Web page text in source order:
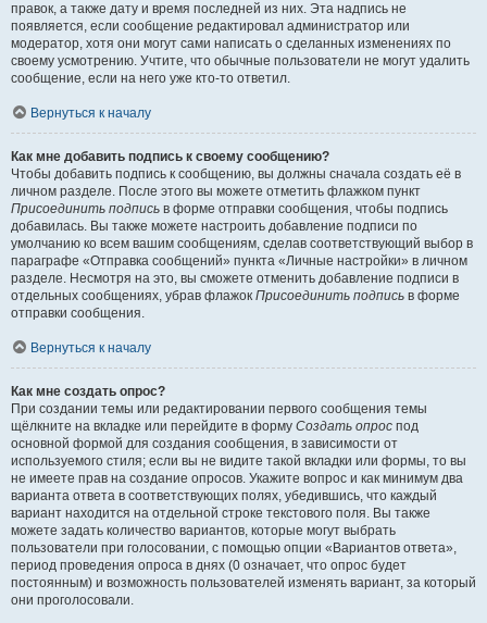
правок, а также дату и время последней из них. Эта надпись не
появляется, если сообщение редактировал администратор или
модератор, хотя они могут сами написать о сделанных изменениях по
своему усмотрению. Учтите, что обычные пользователи не могут удалить
сообщение, если на него уже кто-то ответил.
Вернуться к началу
Как мне добавить подпись к своему сообщению?
Чтобы добавить подпись к сообщению, вы должны сначала создать её в
личном разделе. После этого вы можете отметить флажком пункт
Присоединить подпись в форме отправки сообщения, чтобы подпись
добавилась. Вы также можете настроить добавление подписи по
умолчанию ко всем вашим сообщениям, сделав соответствующий выбор в
параграфе «Отправка сообщений» пункта «Личные настройки» в личном
разделе. Несмотря на это, вы сможете отменить добавление подписи в
отдельных сообщениях, убрав флажок Присоединить подпись в форме
отправки сообщения.
Вернуться к началу
Как мне создать опрос?
При создании темы или редактировании первого сообщения темы
щёлкните на вкладке или перейдите в форму Создать опрос под
основной формой для создания сообщения, в зависимости от
используемого стиля; если вы не видите такой вкладки или формы, то вы
не имеете прав на создание опросов. Укажите вопрос и как минимум два
варианта ответа в соответствующих полях, убедившись, что каждый
вариант находится на отдельной строке текстового поля. Вы также
можете задать количество вариантов, которые могут выбрать
пользователи при голосовании, с помощью опции «Вариантов ответа»,
период проведения опроса в днях (0 означает, что опрос будет
постоянным) и возможность пользователей изменять вариант, за который
они проголосовали.